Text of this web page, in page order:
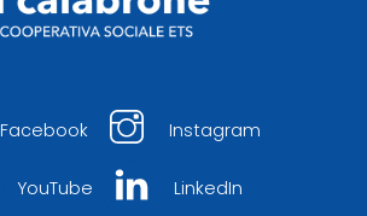
Facebook Instagram
YouTube LinkedIn